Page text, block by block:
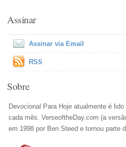
Assinar
Assinar via Email
RSS
Sobre
Devocional Para Hoje atualmente é
cada mês. VerseoftheDay.com (a
em 1998 por Ben Steed e tornou parte